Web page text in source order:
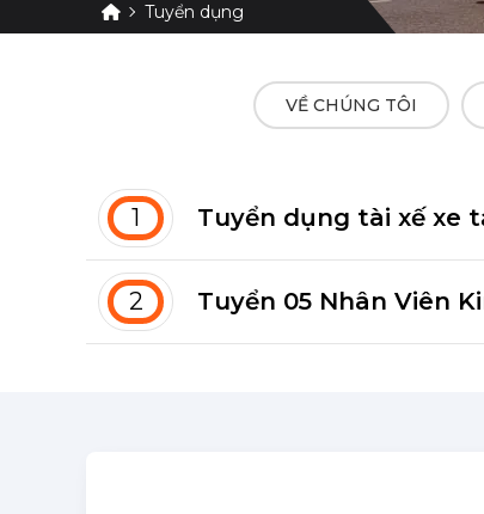
Tuyển dụng
VỀ CHÚNG TÔI
1 Tuyển dụng tài xế xe
2 Tuyển 05 Nhân Viên